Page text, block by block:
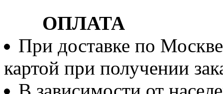
ОПЛАТА
При доставке по
картой при получении